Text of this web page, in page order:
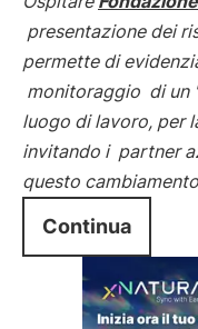
presentazione dei
permette di
monitoraggio di un
luogo di lavoro, per
invitando i partner
questo
Continua